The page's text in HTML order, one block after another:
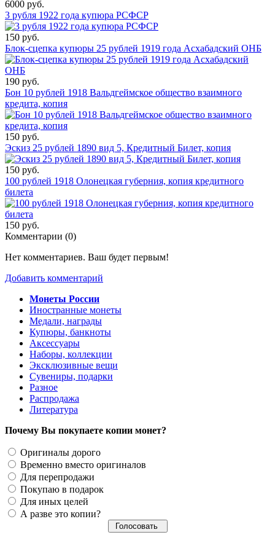
6000 руб.
3 рубля 1922 года купюра РСФСР
150 руб.
Блок-сцепка купюры 25 рублей 1919 года Асхабадский ОНБ
190 руб.
Бон 10 рублей 1918 Вальдгеймское общество взаимного
кредита, копия
150 руб.
Эскиз 25 рублей 1890 вид 5, Кредитный Билет, копия
150 руб.
100 рублей 1918 Олонецкая губерния, копия кредитного
билета
150 руб.
Комментарии (0)
Нет комментариев. Ваш будет первым!
Добавить комментарий
Монеты России
Иностранные монеты
Медали, награды
Купюры, банкноты
Аксессуары
Наборы, коллекции
Эксклюзивные вещи
Сувениры, подарки
Разное
Распродажа
Литература
Почему Вы покупаете копии монет?
Оригиналы дорого
Временно вместо оригиналов
Для перепродажи
Покупаю в подарок
Для иных целей
А разве это копии?